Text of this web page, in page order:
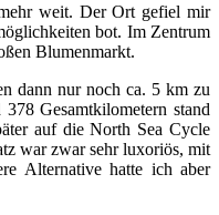
weit. Der Ort gefiel mir
bot. Im Zentrum
Blumenmarkt.
dann nur noch ca. 5 km zu
Gesamtkilometern stand
auf die North Sea Cycle
war zwar sehr luxoriös, mit
Alternative hatte ich aber